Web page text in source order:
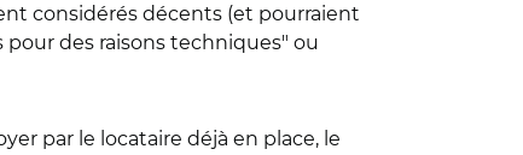
considérés décents (et pourraient
des raisons techniques" ou
par le locataire déjà en place, le